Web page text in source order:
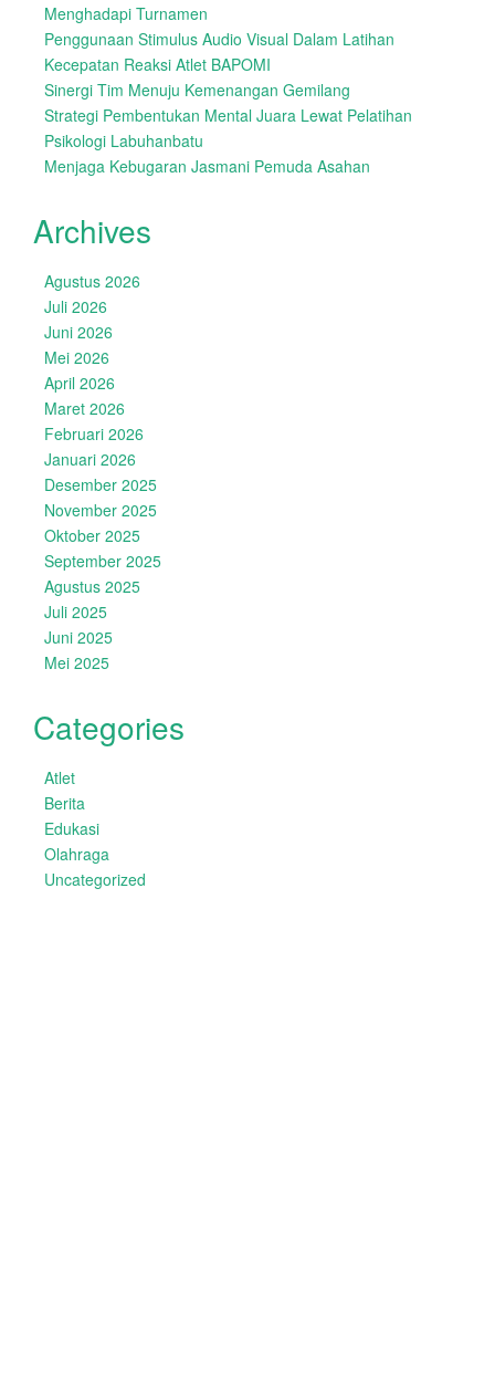
Menghadapi Turnamen
Penggunaan Stimulus Audio Visual Dalam Latihan
Kecepatan Reaksi Atlet BAPOMI
Sinergi Tim Menuju Kemenangan Gemilang
Strategi Pembentukan Mental Juara Lewat Pelatihan
Psikologi Labuhanbatu
Menjaga Kebugaran Jasmani Pemuda Asahan
Archives
Agustus 2026
Juli 2026
Juni 2026
Mei 2026
April 2026
Maret 2026
Februari 2026
Januari 2026
Desember 2025
November 2025
Oktober 2025
September 2025
Agustus 2025
Juli 2025
Juni 2025
Mei 2025
Categories
Atlet
Berita
Edukasi
Olahraga
Uncategorized